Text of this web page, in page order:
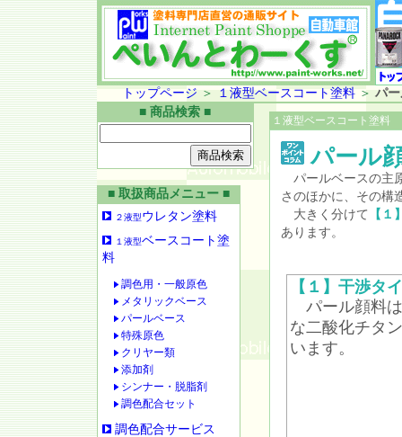
トップページ ＞ １液型ベースコート塗料＞パ
■ 商品検索 ■
■ 取扱商品メニュー ■
２液型ウレタン塗料
１液型ベースコート塗
料
調色用・一般原色
メタリックベース
パールベース
特殊原色
クリヤー類
添加剤
シンナー・脱脂剤
調色配合セット
調色配合サービス
１液型ベースコート塗料
パール
パールベースの主
さのほかに、その構
大きく分けて 【１
あります。
【１】干渉タ
パール顔料は
な二酸化チタ
います。